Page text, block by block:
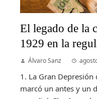
El legado de la
1929 en la
Álvaro Sanz
1. La Gran
marcó un antes y un